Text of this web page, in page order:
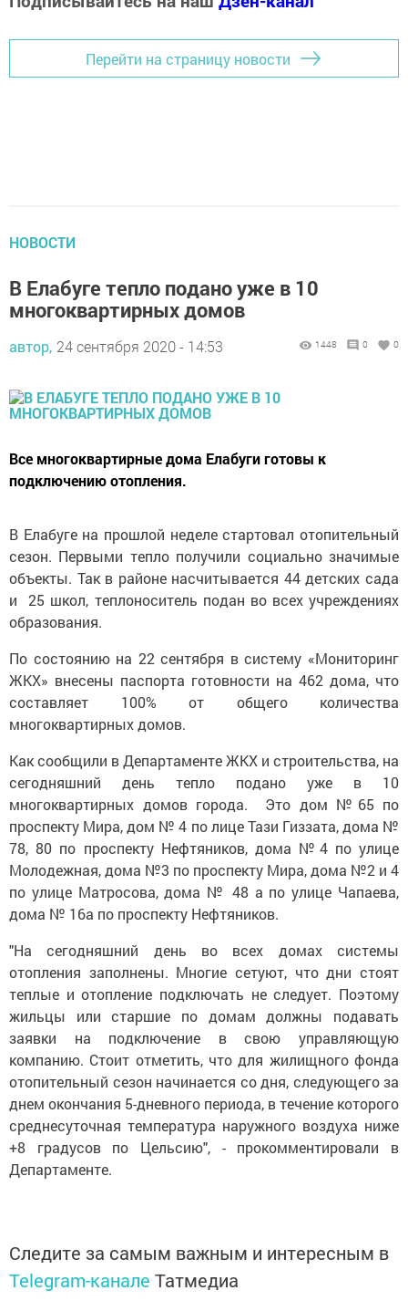
Перейти на страницу новости
НОВОСТИ
В Елабуге тепло подано уже в 10
многоквартирных домов
автор, 24 сентября 2020 - 14:53 1448 0 0
Все многоквартирные дома Елабуги готовы к
подключению отопления.
В Елабуге на прошлой неделе стартовал отопительный
сезон. Первыми тепло получили социально значимые
объекты. Так в районе насчитывается 44 детских сада
и 25 школ, теплоноситель подан во всех учреждениях
образования.
По состоянию на 22 сентября в систему «Мониторинг
ЖКХ» внесены паспорта готовности на 462 дома, что
составляет 100% от общего количества
многоквартирных домов.
Как сообщили в Департаменте ЖКХ и строительства, на
сегодняшний день тепло подано уже в 10
многоквартирных домов города. Это дом №65 по
проспекту Мира, дом № 4 по лице Тази Гиззата, дома №
78, 80 по проспекту Нефтяников, дома №4 по улице
Молодежная, дома №3 по проспекту Мира, дома №2 и 4
по улице Матросова, дома № 48 а по улице Чапаева,
дома № 16а по проспекту Нефтяников.
"На сегодняшний день во всех домах системы
отопления заполнены. Многие сетуют, что дни стоят
теплые и отопление подключать не следует. Поэтому
жильцы или старшие по домам должны подавать
заявки на подключение в свою управляющую
компанию. Стоит отметить, что для жилищного фонда
отопительный сезон начинается со дня, следующего за
днем окончания 5-дневного периода, в течение которого
среднесуточная температура наружного воздуха ниже
+8 градусов по Цельсию", - прокомментировали в
Департаменте.
Следите за самым важным и интересным в
Telegram-канале Татмедиа